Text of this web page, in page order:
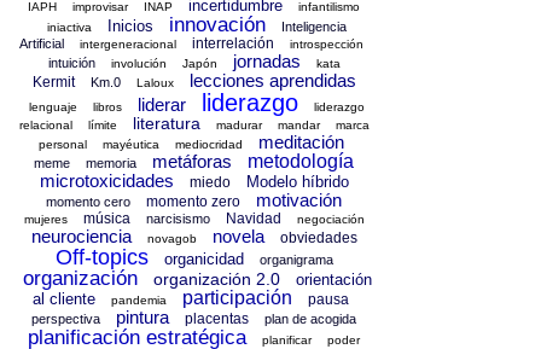
IAPH
improvisar INAP incertidumbre
infantilismo
iniactiva
Inicios innovación
Inteligencia
Artificial
intergeneracional interrelación introspección
intuición involución Japón jornadas kata
Kermit Km.0 Laloux lecciones aprendidas
lenguaje libros liderar liderazgo
liderazgo
relacional
límite literatura madurar mandar
marca
personal
mayéutica mediocridad meditación
meme memoria metáforas
metodología
microtoxicidades
miedo Modelo híbrido
momento cero momento zero motivación
mujeres música narcisismo Navidad negociación
neurociencia novagob novela obviedades
Off-topics organicidad organigrama
organización organización 2.0
orientación
al cliente
pandemia participación pausa
perspectiva pintura placentas plan de acogida
planificación estratégica planificar
poder